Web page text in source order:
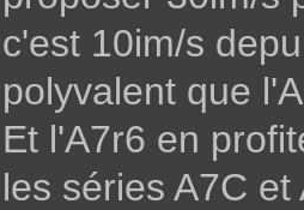
c'est 10im/s
polyvalent que
Et l'A7r6 en
les séries A7C et